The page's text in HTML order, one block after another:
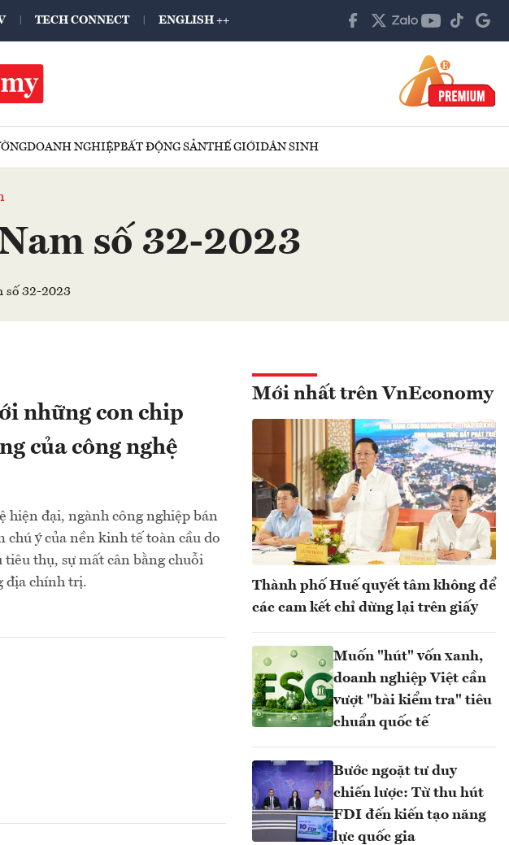
TECH CONNECT ENGLISH ++
DOANH NGHIỆPBẤT ĐỘNG SẢNTHẾ GIỚIDÂN SINH
số 32-2023
số 32-2023
những con chip
của công nghệ
hiện đại, ngành công nghiệp bán
ý của nền kinh tế toàn cầu do
thụ, sự mất cân bằng chuỗi
địa chính trị.
Mới nhất trên VnEconomy
Thành phố Huế quyết tâm không để
các cam kết chỉ dừng lại trên giấy
Muốn "hút" vốn xanh,
doanh nghiệp Việt cần
vượt "bài kiểm tra" tiêu
chuẩn quốc tế
Bước ngoặt tư duy
chiến lược: Từ thu hút
FDI đến kiến tạo năng
lực quốc gia